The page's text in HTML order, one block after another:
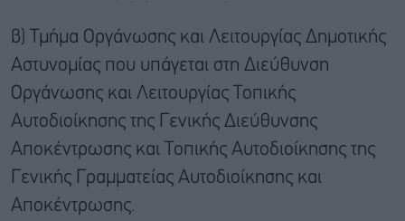
β) Τμήμα Οργάνωσης και Λειτουργίας Δημοτικής
Αστυνομίας που υπάγεται στη Διεύθυνση
Οργάνωσης και Λειτουργίας Τοπικής
Αυτοδιοίκησης της Γενικής Διεύθυνσης
Αποκέντρωσης και Τοπικής Αυτοδιοίκησης της
Γενικής Γραμματείας Αυτοδιοίκησης και
Αποκέντρωσης.